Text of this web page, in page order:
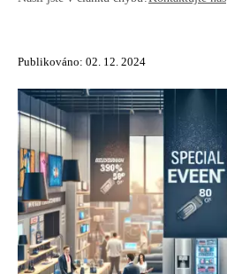
Publikováno: 02. 12. 2024